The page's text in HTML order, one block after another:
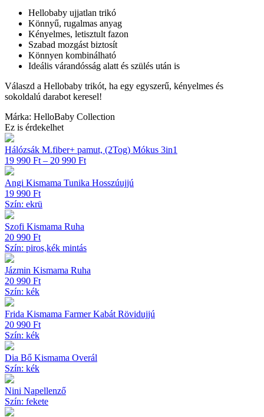
Hellobaby ujjatlan trikó
Könnyű, rugalmas anyag
Kényelmes, letisztult fazon
Szabad mozgást biztosít
Könnyen kombinálható
Ideális várandósság alatt és szülés után is
Válaszd a Hellobaby trikót, ha egy egyszerű, kényelmes és
sokoldalú darabot keresel!
Márka: HelloBaby Collection
Ez is érdekelhet
Hálózsák M.fiber+ pamut, (2Tog) Mókus 3in1
19 990 Ft – 20 990 FtÁrtartomány:
-
Angi Kismama Tunika Hosszúujjú
19 990 Ft
Szín: ekrü
Szofi Kismama Ruha
20 990 Ft
Szín: piros,kék mintás
Jázmin Kismama Ruha
20 990 Ft
Szín: kék
Frida Kismama Farmer Kabát Rövidujjú
20 990 Ft
Szín: kék
Dia Bő Kismama Overál
Szín: kék
Nini Napellenző
Szín: fekete